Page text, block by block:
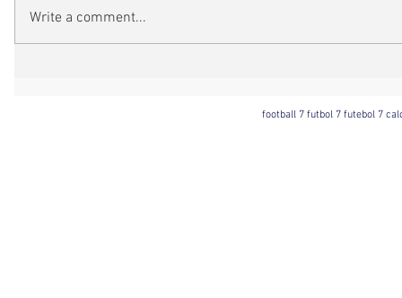
Write a comment...
football 7 futbol 7 futebol 7